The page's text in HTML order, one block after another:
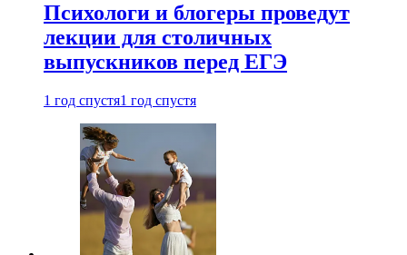
Психологи и блогеры проведут
лекции для столичных
выпускников перед ЕГЭ
1 год спустя1 год спустя